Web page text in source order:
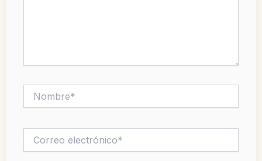
electrónico*